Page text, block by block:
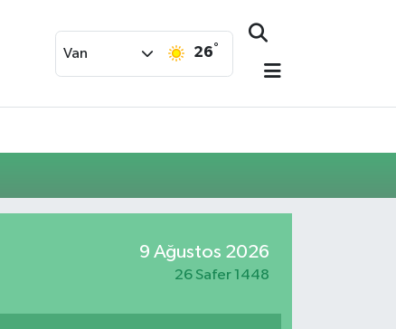
Van 26°
9 Ağustos 2026
26 Safer 1448